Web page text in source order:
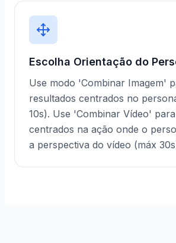
Escolha Orientação do
Use modo 'Combinar Imagem'
resultados centrados no
10s). Use 'Combinar Vídeo'
centrados na ação onde o
a perspectiva do vídeo (máx